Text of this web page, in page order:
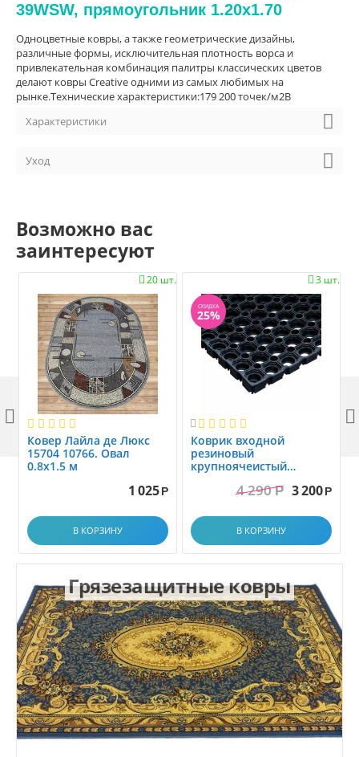
39WSW, прямоугольник 1.20x1.70
Одноцветные ковры, а также геометрические дизайны,
различные формы, исключительная плотность ворса и
привлекательная комбинация палитры классических цветов
делают ковры Creative одними из самых любимых на
рынке.Технические характеристики:179 200 точек/м2В
Характеристики
Уход
Возможно вас
заинтересуют
20 шт.

Ковер Лайла де Люкс
15704 10766. Овал
0.8x1.5 м
1 025 Р
В КОРЗИНУ
3 шт.

СКИДКА
25%

Коврик вxодной
резиновый
крупноячеистый
1.0x1.5 м4 290 Р 3 200 Р
В КОРЗИНУ
 
Грязезащитные ковры